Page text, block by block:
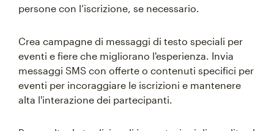
persone con l’iscrizione, se necessario.
Crea campagne di messaggi di testo speciali per
eventi e fiere che migliorano l'esperienza. Invia
messaggi SMS con offerte o contenuti specifici per
eventi per incoraggiare le iscrizioni e mantenere
alta l'interazione dei partecipanti.